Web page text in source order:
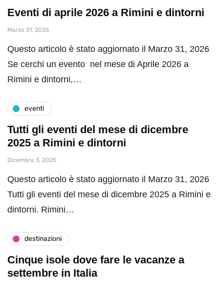
Eventi di aprile 2026 a Rimini e dintorni
Marzo 31, 2026
Questo articolo è stato aggiornato il Marzo 31, 2026
Se cerchi un evento nel mese di Aprile 2026 a
Rimini e dintorni,…
eventi
Tutti gli eventi del mese di dicembre
2025 a Rimini e dintorni
Dicembre 3, 2025
Questo articolo è stato aggiornato il Marzo 31, 2026
Tutti gli eventi del mese di dicembre 2025 a Rimini e
dintorni. Rimini…
destinazioni
Cinque isole dove fare le vacanze a
settembre in Italia